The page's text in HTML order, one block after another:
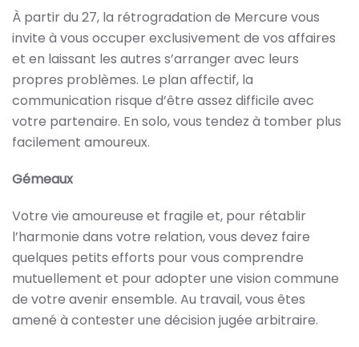
À partir du 27, la rétrogradation de Mercure vous
invite à vous occuper exclusivement de vos affaires
et en laissant les autres s’arranger avec leurs
propres problèmes. Le plan affectif, la
communication risque d’être assez difficile avec
votre partenaire. En solo, vous tendez à tomber plus
facilement amoureux.
Gémeaux
Votre vie amoureuse et fragile et, pour rétablir
l’harmonie dans votre relation, vous devez faire
quelques petits efforts pour vous comprendre
mutuellement et pour adopter une vision commune
de votre avenir ensemble. Au travail, vous êtes
amené à contester une décision jugée arbitraire.